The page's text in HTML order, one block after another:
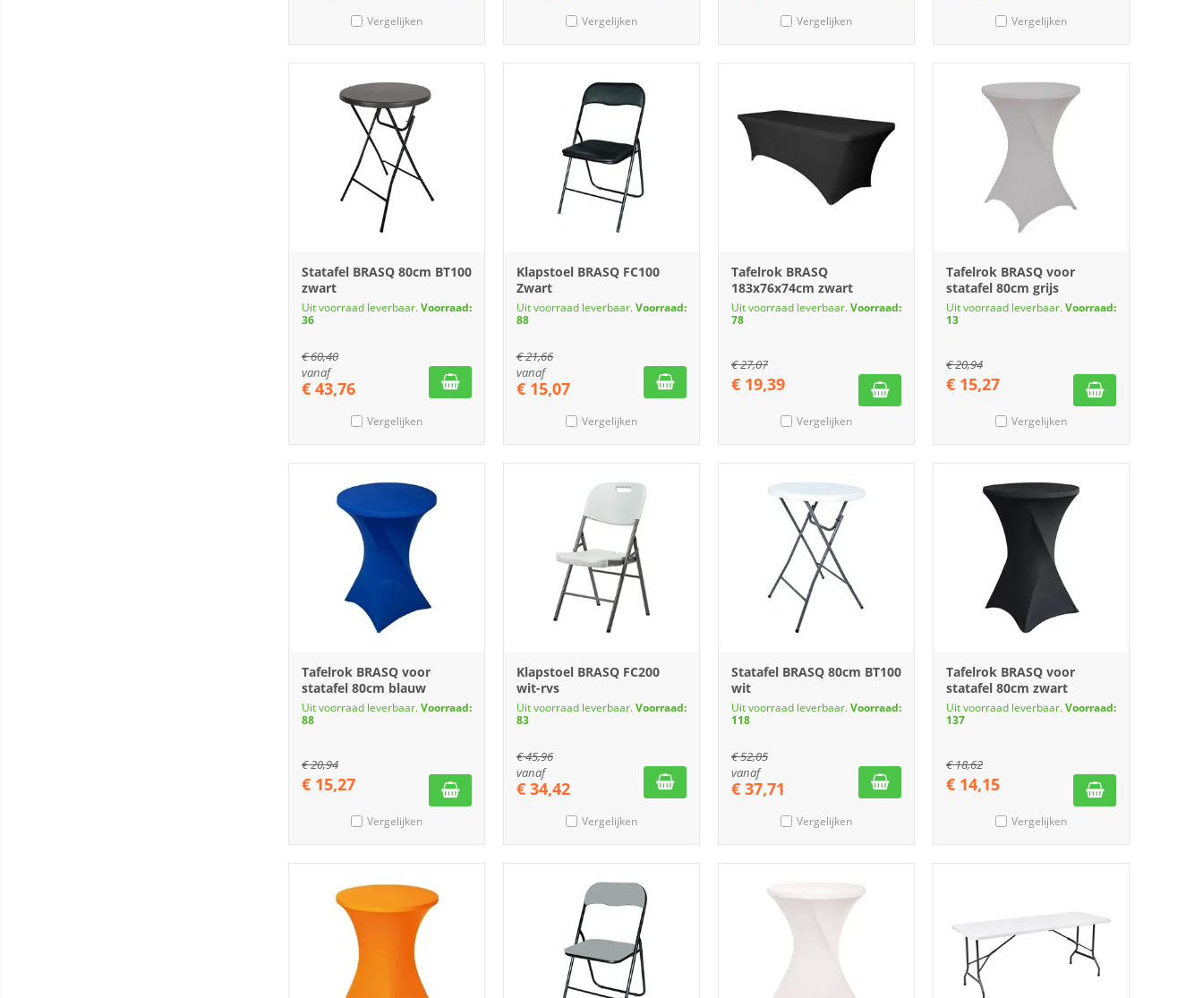
Vergelijken Vergelijken Vergelijken Vergelijken
Statafel BRASQ 80cm BT100
zwart
Uit voorraad leverbaar.Voorraad:
36
€60,40
vanaf
€ 43,76
Vergelijken
Klapstoel BRASQ FC100
Zwart
Uit voorraad leverbaar.Voorraad:
88
€21,66
vanaf
€ 15,07
Vergelijken
Tafelrok BRASQ
183x76x74cm zwart
Uit voorraad leverbaar.Voorraad:
78
€27,07
€ 19,39
Vergelijken
Tafelrok BRASQ voor
statafel 80cm grijs
Uit voorraad leverbaar.Voorraad:
13
€20,94
€ 15,27
Vergelijken
Tafelrok BRASQ voor
statafel 80cm blauw
Uit voorraad leverbaar.Voorraad:
88
€20,94
€ 15,27
Vergelijken
Klapstoel BRASQ FC200
wit-rvs
Uit voorraad leverbaar.Voorraad:
83
€45,96
vanaf
€ 34,42
Vergelijken
Statafel BRASQ 80cm BT100
wit
Uit voorraad leverbaar.Voorraad:
118
€52,05
vanaf
€ 37,71
Vergelijken
Tafelrok BRASQ voor
statafel 80cm zwart
Uit voorraad leverbaar.Voorraad:
137
€18,62
€ 14,15
Vergelijken